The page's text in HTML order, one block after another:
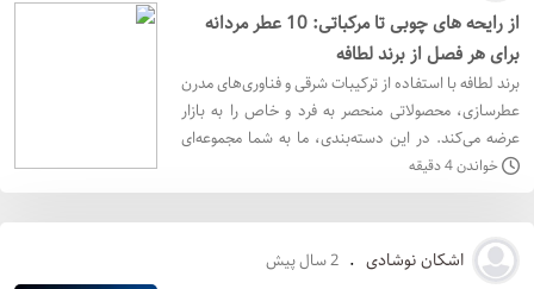
از رایحه های چوبی تا مرکباتی: 10 عطر مردانه
برای هر فصل از برند لطافه
برند لطافه با استفاده از ترکیبات شرقی و فناوری‌های مدرن
عطرسازی، محصولاتی منحصر به فرد و خاص را به بازار
عرضه می‌کند. در این دسته‌بندی، ما به شما مجموعه‌ای
از بهترین ادکلن مردانه لطافه را معرفی می‌کنی
خواندن 4 دقیقه
اشکان نوشادی . 2 سال پیش